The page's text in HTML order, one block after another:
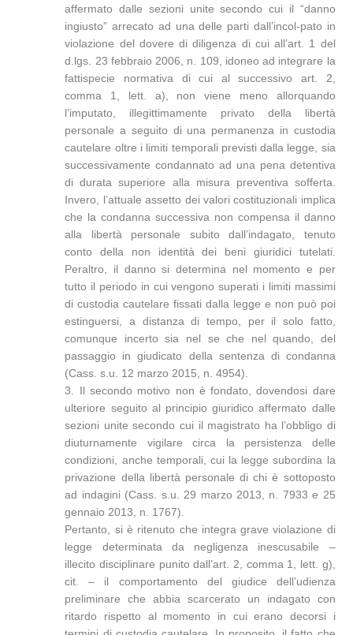
affermato dalle sezioni unite secondo cui il “danno
ingiusto” arrecato ad una delle parti dall’incol-pato in
violazione del dovere di diligenza di cui all’art. 1 del
d.lgs. 23 febbraio 2006, n. 109, idoneo ad integrare la
fattispecie normativa di cui al successivo art. 2,
comma 1, lett. a), non viene meno allorquando
l’imputato, illegittimamente privato della libertà
personale a seguito di una permanenza in custodia
cautelare oltre i limiti temporali previsti dalla legge, sia
successivamente condannato ad una pena detentiva
di durata superiore alla misura preventiva sofferta.
Invero, l’attuale assetto dei valori costituzionali implica
che la condanna successiva non compensa il danno
alla libertà personale subito dall’indagato, tenuto
conto della non identità dei beni giuridici tutelati.
Peraltro, il danno si determina nel momento e per
tutto il periodo in cui vengono superati i limiti massimi
di custodia cautelare fissati dalla legge e non può poi
estinguersi, a distanza di tempo, per il solo fatto,
comunque incerto sia nel se che nel quando, del
passaggio in giudicato della sentenza di condanna
(Cass. s.u. 12 marzo 2015, n. 4954).
3. Il secondo motivo non è fondato, dovendosi dare
ulteriore seguito al principio giuridico affermato dalle
sezioni unite secondo cui il magistrato ha l’obbligo di
diuturnamente vigilare circa la persistenza delle
condizioni, anche temporali, cui la legge subordina la
privazione della libertà personale di chi è sottoposto
ad indagini (Cass. s.u. 29 marzo 2013, n. 7933 e 25
gennaio 2013, n. 1767).
Pertanto, si è ritenuto che integra grave violazione di
legge determinata da negligenza inescusabile –
illecito disciplinare punito dall’art. 2, comma 1, lett. g),
cit. – il comportamento del giudice dell’udienza
preliminare che abbia scarcerato un indagato con
ritardo rispetto al momento in cui erano decorsi i